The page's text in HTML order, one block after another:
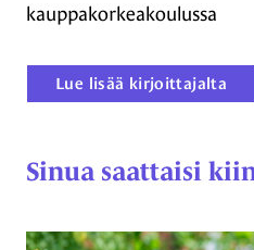
kauppakorkeakoulussa
Lue lisää kirjoittajalta
Sinua saattaisi